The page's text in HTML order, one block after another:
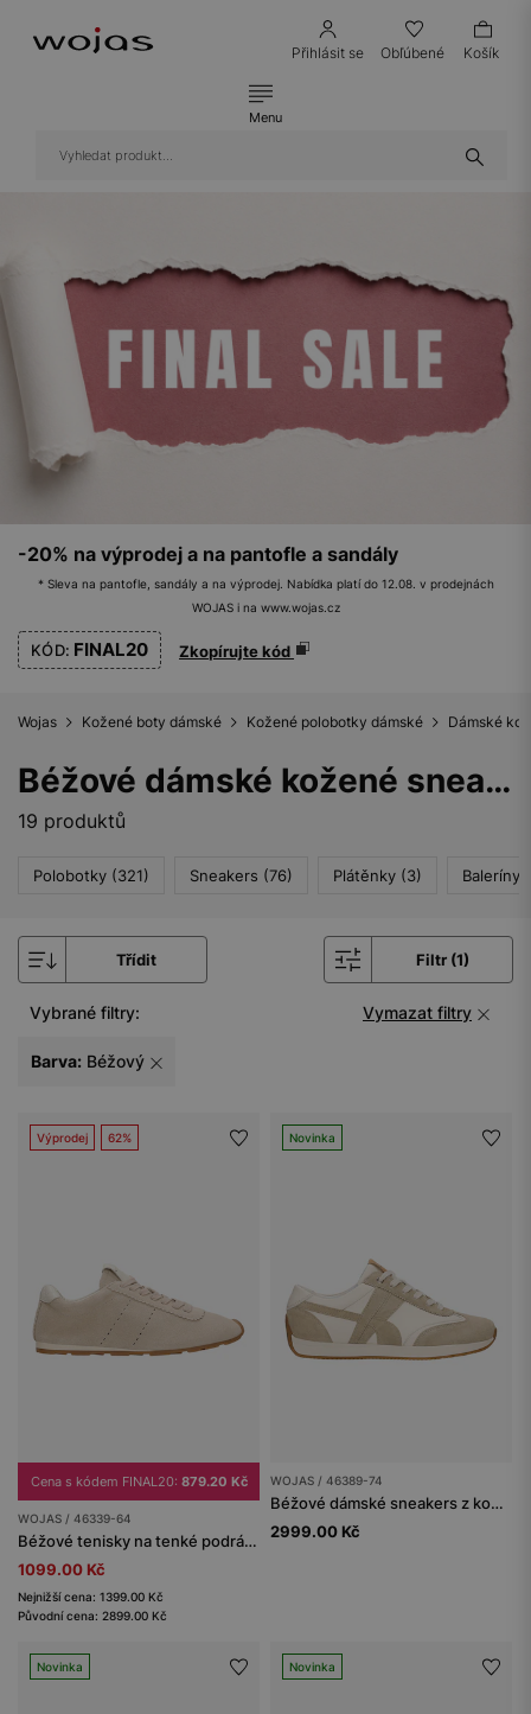
Přihlásit se Obľúbené Košík
Menu
-20% na výprodej a na pantofle a sandály
* Sleva na pantofle, sandály a na výprodej. Nabídka platí do 12.08. v prodejnách
WOJAS i na www.wojas.cz
KÓD: FINAL20 Zkopírujte kód
Wojas Kožené boty dámské Kožené polobotky dámské Dámské
Béžové dámské kožené sneakers
19 produktů
Polobotky (321) Sneakers (76) Plátěnky (3) Baleríny
Třídit Filtr (1)
Vybrané filtry: Vymazat filtry
Barva: Béžový
Výprodej 62%
Cena s kódem FINAL20: 879.20 Kč
WOJAS / 46339-64
Béžové tenisky na tenké podrážce
1099.00 Kč
Nejnižší cena: 1399.00 Kč
Původní cena: 2899.00 Kč
Novinka
WOJAS / 46389-74
Béžové dámské sneakers z kombinované kůže
2999.00 Kč
Novinka Novinka